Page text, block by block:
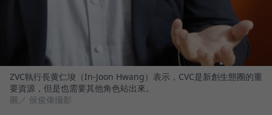
ZVC執行長黄仁埈（In-Joon Hwang）表示，CVC是新創生態圈的重
要資源，但是也需要其他角色站出來。
圖／ 侯俊偉攝影